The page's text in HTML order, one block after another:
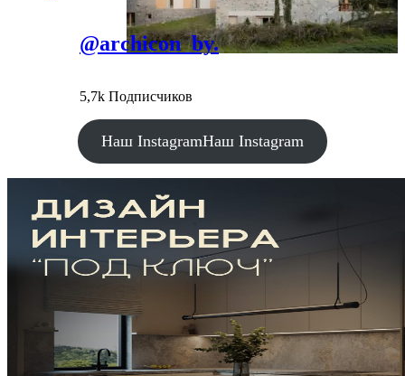
@archicon_by.
5,7k Подписчиков
Наш InstagramНаш Instagram